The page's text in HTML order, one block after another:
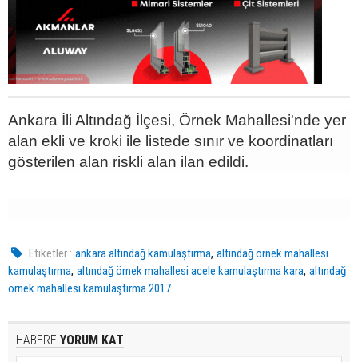
Ankara İli Altındağ İlçesi, Örnek Mahallesi'nde yer
alan ekli ve kroki ile listede sınır ve koordinatları
gösterilen alan riskli alan ilan edildi.
Etiketler : ankara altındağ kamulaştırma,altındağ örnek mahallesi
kamulaştırma, altındağ örnek mahallesi acele kamulaştırma kara, altındağ
örnek mahallesi kamulaştırma 2017
HABERE YORUM KAT